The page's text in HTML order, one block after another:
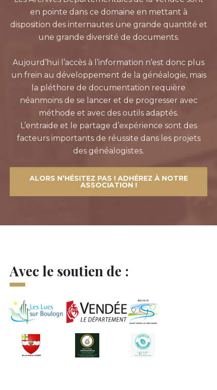
en pointe dans ce domaine en mettant à
disposition des internautes une grande quantité et
une grande diversité de documents.
Aujourd’hui l’accès à l’information n’est donc plus
un frein au développement de la généalogie, mais
la pléthore de documentation requière
néanmoins de se lancer et de progresser avec
méthode et avec des outils adaptés.
L’entraide et le partage d’expérience sont des
facteurs importants de réussite dans les projets
des généalogistes.
ALORS N’HÉSITEZ PAS ! ADHÉREZ À NOTRE
ASSOCIATION !
Avec le soutien de :